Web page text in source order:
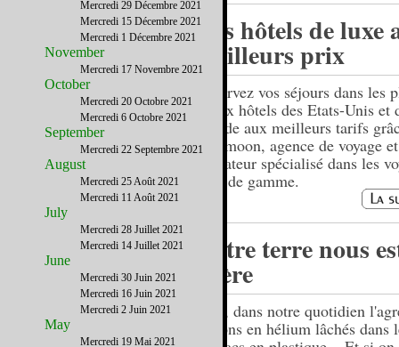
Des hôtels de luxe
meilleurs prix
Réservez vos séjours dans les
beaux hôtels des Etats-Unis et
monde aux meilleurs tarifs
Holimoon, agence de voyage
opérateur spécialisé dans les
haut de gamme.
Notre terre nous
chère
Tout, dans notre quotidien
ballons en hélium lâchés dans
Mercredi 29 Décembre 2021
Mercredi 15 Décembre 2021
Mercredi 1 Décembre 2021
November
Mercredi 17 Novembre 2021
October
Mercredi 20 Octobre 2021
Mercredi 6 Octobre 2021
September
Mercredi 22 Septembre 2021
August
Mercredi 25 Août 2021
Mercredi 11 Août 2021
July
Mercredi 28 Juillet 2021
Mercredi 14 Juillet 2021
June
Mercredi 30 Juin 2021
Mercredi 16 Juin 2021
Mercredi 2 Juin 2021
May
Mercredi 19 Mai 2021